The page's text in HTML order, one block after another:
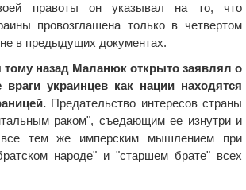
правоты он указывал на то, что
провозглашена только в четвертом
в предыдущих документах.
тому назад Маланюк открыто заявлял о
украинцев как нации находятся
Предательство интересов страны
раком", съедающим ее изнутри и
тем же имперским мышлением при
народе" и "старшем брате" всех